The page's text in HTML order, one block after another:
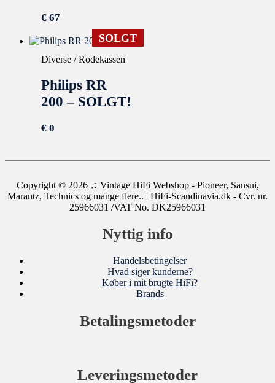
€67
SOLGT
Diverse / Rodekassen
Philips RR
200 – SOLGT!
€0
Copyright © 2026 ♫ Vintage HiFi Webshop - Pioneer, Sansui,
Marantz, Technics og mange flere.. | HiFi-Scandinavia.dk - Cvr. nr.
25966031 /VAT No. DK25966031
Nyttig info
Handelsbetingelser
Hvad siger kunderne?
Køber i mit brugte HiFi?
Brands
Betalingsmetoder
Leveringsmetoder